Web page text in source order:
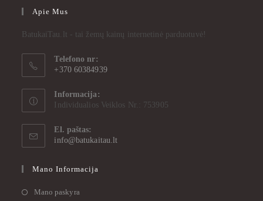
Apie Mus
BatukaiTau.lt - tai žemų kainų internetinė parduotuvė!
Telefono nr:
+370 60384939
Informacija:
Individualios Veiklos Nr.: 753905
El. paštas:
info@batukaitau.lt
Mano Informacija
Mano paskyra